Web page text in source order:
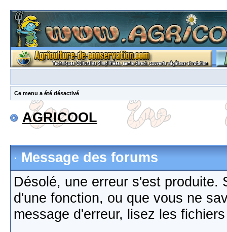
Ce menu a été désactivé
AGRICOOL
Message des forums
Désolé, une erreur s'est produite.
d'une fonction, ou que vous ne
message d'erreur, lisez les